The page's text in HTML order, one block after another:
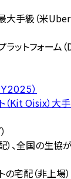
大手級（米Uber
ットフォーム
）
（Kit Oisix）大
、全国の生協
宅配（非上場）